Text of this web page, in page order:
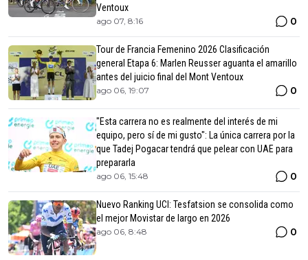
Ventoux
ago 07, 8:16 0
Tour de Francia Femenino 2026 Clasificación
general Etapa 6: Marlen Reusser aguanta el amarillo
antes del juicio final del Mont Ventoux
ago 06, 19:07 0
"Esta carrera no es realmente del interés de mi
equipo, pero sí de mi gusto": La única carrera por la
que Tadej Pogacar tendrá que pelear con UAE para
prepararla
ago 06, 15:48 0
Nuevo Ranking UCI: Tesfatsion se consolida como
el mejor Movistar de largo en 2026
ago 06, 8:48 0